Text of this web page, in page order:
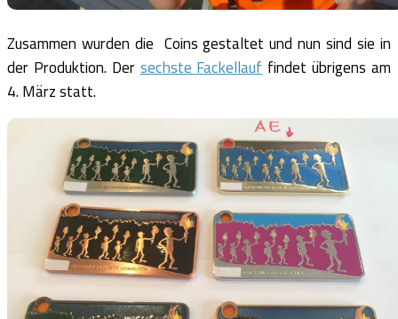
Zusammen wurden die Coins gestaltet und nun sind sie in
der Produktion. Der sechste Fackellauf findet übrigens am
4. März statt.